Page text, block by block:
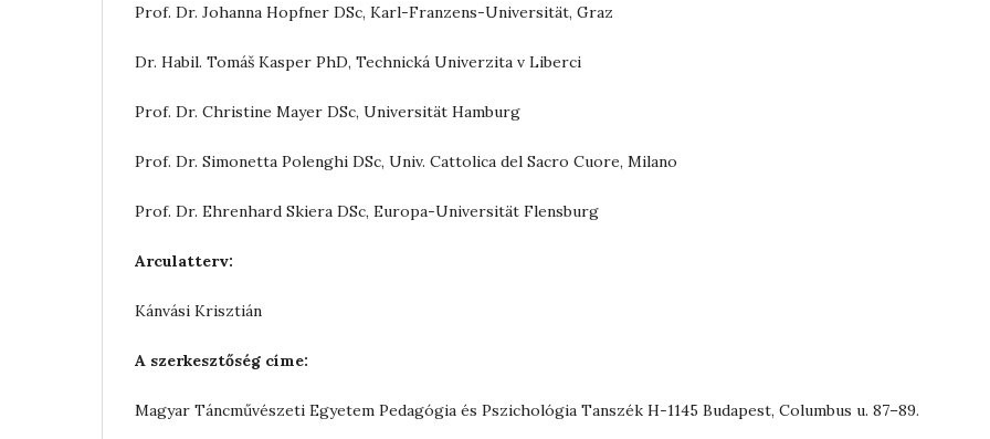
Prof. Dr. Johanna Hopfner DSc, Karl-Franzens-Universität, Graz
Dr. Habil. Tomáš Kasper PhD, Technická Univerzita v Liberci
Prof. Dr. Christine Mayer DSc, Universität Hamburg
Prof. Dr. Simonetta Polenghi DSc, Univ. Cattolica del Sacro Cuore, Milano
Prof. Dr. Ehrenhard Skiera DSc, Europa-Universität Flensburg
Arculatterv:
Kánvási Krisztián
A szerkesztőség címe:
Magyar Táncművészeti Egyetem Pedagógia és Pszichológia Tanszék H-1145 Budapest, Columbus u. 87–89.